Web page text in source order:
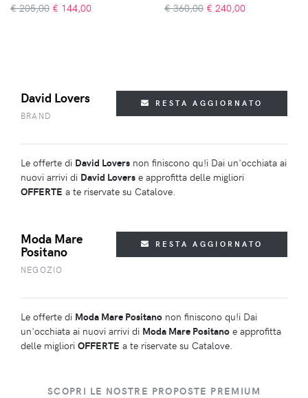
€ 205,00 € 144,00 € 360,00 € 240,00
David Lovers
BRAND
RESTA AGGIORNATO
Le offerte di David Lovers non finiscono qu!i Dai un'occhiata ai
nuovi arrivi di David Lovers e approfitta delle migliori
OFFERTE a te riservate su Catalove.
Moda Mare
Positano
NEGOZIO
RESTA AGGIORNATO
Le offerte di Moda Mare Positano non finiscono qu!i Dai
un'occhiata ai nuovi arrivi di Moda Mare Positano e approfitta
delle migliori OFFERTE a te riservate su Catalove.
SCOPRI LE NOSTRE PROPOSTE PREMIUM